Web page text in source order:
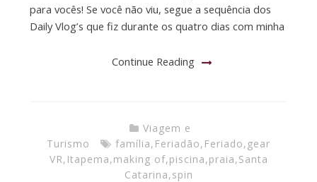
para vocês! Se você não viu, segue a sequência dos
Daily Vlog’s que fiz durante os quatro dias com minha
Continue Reading
Viagem e
Turismo
família, Feriadão, Feriado, gear
VR, Itapema,making of,piscina,praia,Santa
Catarina,spin